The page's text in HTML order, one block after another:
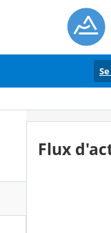
Flux